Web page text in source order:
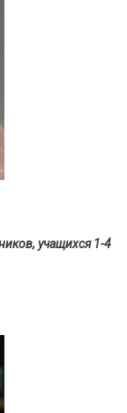
учащихся 1-4